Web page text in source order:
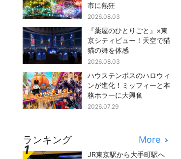
市に熱狂
2026.08.03
『薬屋のひとりごと』×東
京シティビュー！天空で猫
猫の舞を体感
2026.08.03
ハウステンボスのハロウィ
ンが進化！ミッフィーと本
格ホラーに大興奮
2026.07.29
ランキング More
JR東京駅から大手町駅へ